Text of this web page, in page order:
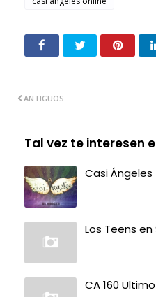
ANTIGUOS
Tal vez te interesen
Casi Ángeles
Los Teens
CA 160